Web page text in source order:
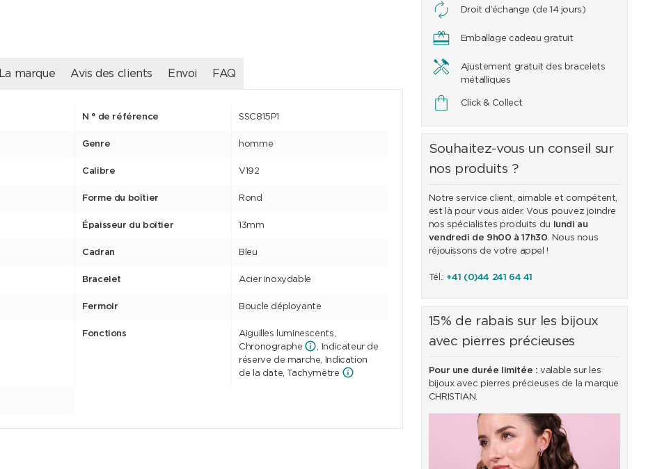
Droit d’échange (de 14 jours)
Emballage cadeau gratuit
Ajustement gratuit des bracelets
métalliques
Click & Collect
Souhaitez-vous un conseil sur
nos produits ?
Notre service client, aimable et compétent,
est là pour vous aider. Vous pouvez joindre
nos spécialistes produits du
lundi au
vendredi de 9h00 à 17h30. Nous nous
réjouissons de votre appel !
Tél.: +41 (0)44 241 64 41
15% de rabais sur les bijoux
avec pierres précieuses
Pour une durée limitée : valable sur les
bijoux avec pierres précieuses de la marque
CHRISTIAN.
La marque Avis des clients Envoi FAQ
N ° de référence SSC815P1
Genre homme
Calibre V192
Forme du boîtier Rond
Épaisseur du boîtier 13mm
Cadran Bleu
Bracelet Acier inoxydable
Fermoir Boucle déployante
Fonctions
Aiguilles luminescents,
Chronographe
, Indicateur de
réserve de marche, Indication
de la date, Tachymètre